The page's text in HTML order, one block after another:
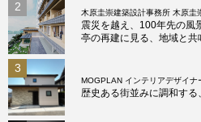
2 木原圭崇建築設計事務所 木原圭
震災を越え、100年先の風
亭の再建に見る、地域と
3
MOGPLAN インテリアデザイナ
歴史ある街並みに調和す